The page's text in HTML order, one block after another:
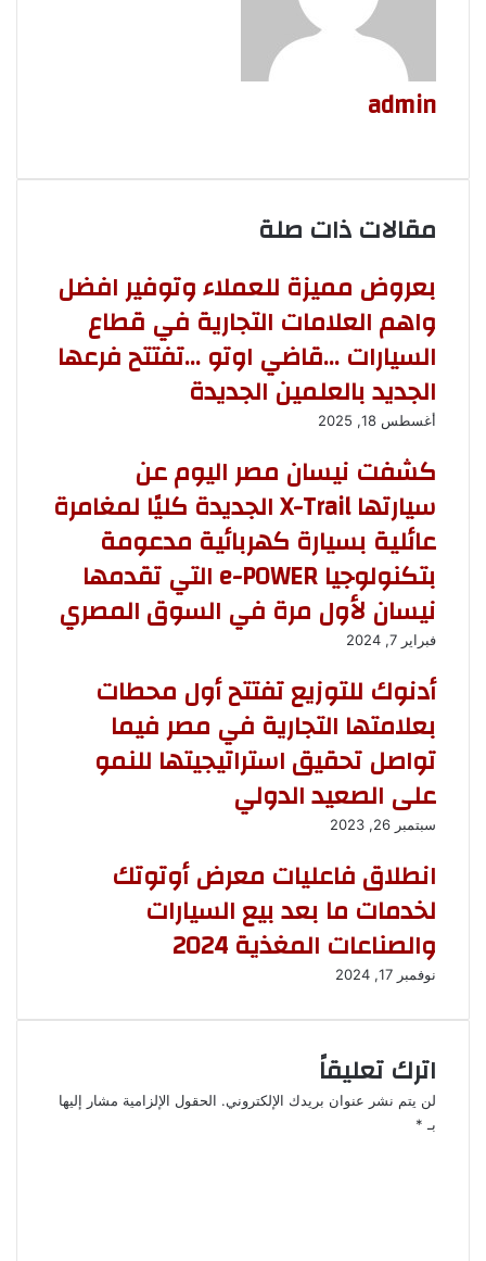
i
ب
admin
ق
ا
ي
ب
مقالات ذات صلة
بعروض مميزة للعملاء وتوفير افضل
واهم العلامات التجارية في قطاع
السيارات …قاضي اوتو …تفتتح فرعها
الجديد بالعلمين الجديدة
أغسطس 18, 2025
كشفت نيسان مصر اليوم عن
سيارتها X-Trail الجديدة كليًا لمغامرة
عائلية بسيارة كهربائية مدعومة
بتكنولوجيا e-POWER التي تقدمها
نيسان لأول مرة في السوق المصري
فبراير 7, 2024
أدنوك للتوزيع تفتتح أول محطات
بعلامتها التجارية في مصر فيما
تواصل تحقيق استراتيجيتها للنمو
على الصعيد الدولي
سبتمبر 26, 2023
انطلاق فاعليات معرض أوتوتك
لخدمات ما بعد بيع السيارات
والصناعات المغذية 2024
نوفمبر 17, 2024
اترك تعليقاً
لن يتم نشر عنوان بريدك الإلكتروني. الحقول الإلزامية مشار إليها
بـ *